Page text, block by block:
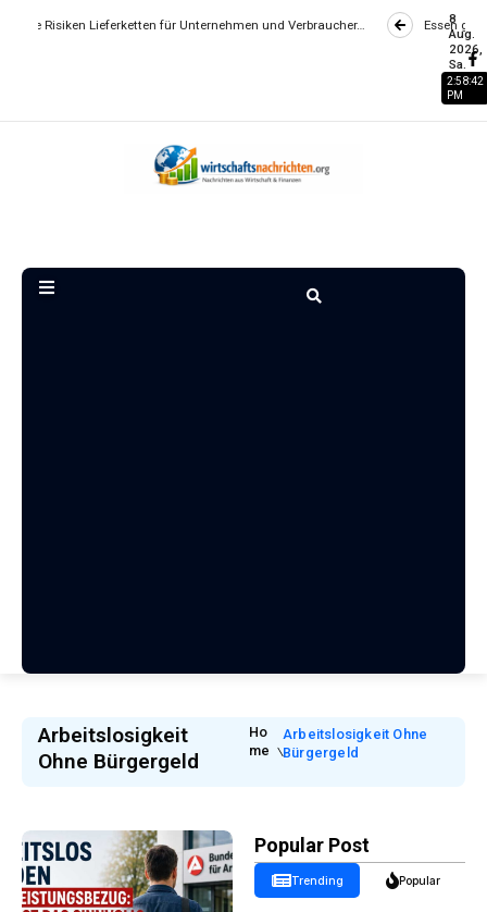
für Unternehmen und Verbraucher… Essen gehen wird zum
8
Aug.
2026,
Sa.
2:58:43
PM
Arbeitslosigkeit
Ohne Bürgergeld
Ho
Me
Arbeitslosigkeit Ohne
Bürgergeld
Popular Post
Trending Popular